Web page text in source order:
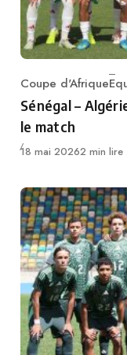
Category
Coupe d'Afrique
Sénégal –
le match
Publié
18 mai 20262 min lire